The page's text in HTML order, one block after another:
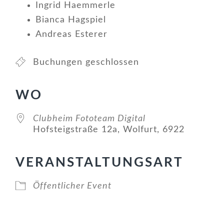
Ingrid Haemmerle
Bianca Hagspiel
Andreas Esterer
Buchungen geschlossen
WO
Clubheim Fototeam Digital
Hofsteigstraße 12a, Wolfurt, 6922
VERANSTALTUNGSART
Öffentlicher Event